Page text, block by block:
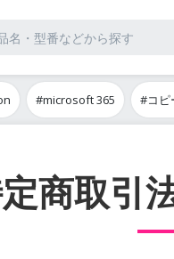
#microsoft 365 #コピ
商取引